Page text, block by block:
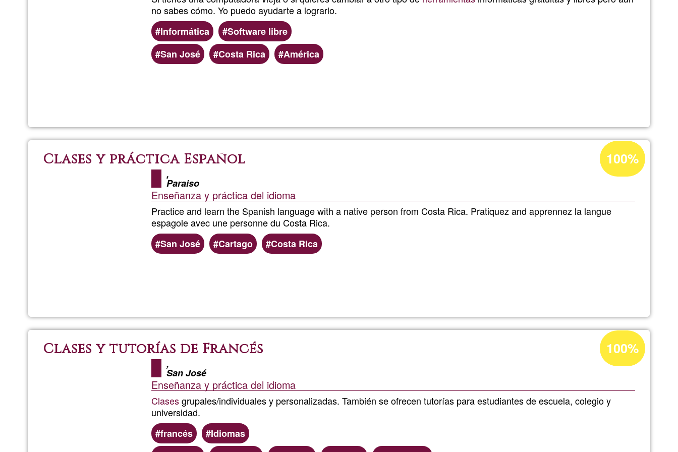
no sabes cómo. Yo puedo ayudarte a lograrlo.
Informática
Software libre
San José
Costa Rica América
al
Clases y práctica Español
,
Paraiso
Enseñanza y práctica del idioma
Practice and learn the Spanish language with a native person from Costa Rica. Pratiquez and apprennez la langue
espagole avec une personne du Costa Rica.
San José
Cartago Costa Rica
Acceptance
percentage
Ğ1
100%
y
Clases y tutorías de Francés
,
San José
Enseñanza y práctica del idioma
Clasesgrupales/individuales y personalizadas. También se ofrecen tutorías para estudiantes de escuela, colegio y
universidad.
francés
Idiomas
Acceptance
percentage
Ğ1
100%